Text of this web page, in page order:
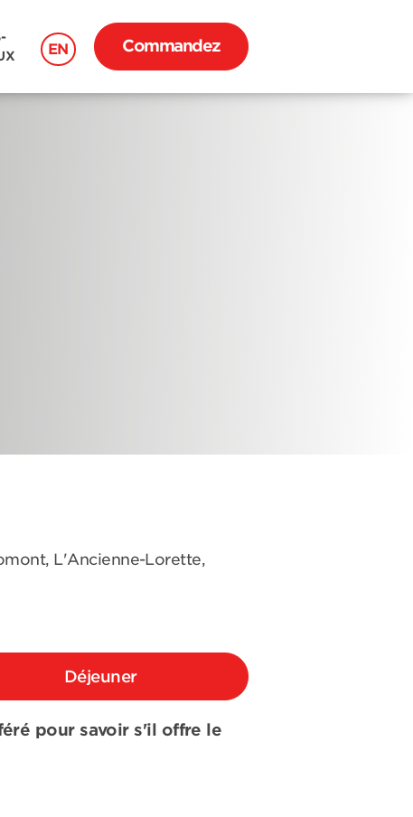
EN Commandez
L'Ancienne-Lorette,
Déjeuner
pour savoir s'il offre le